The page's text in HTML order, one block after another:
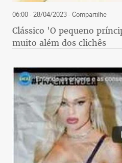
06:00 - 28/04/2023- Compartilhe
Clássico 'O pequeno
muito além dos clichês